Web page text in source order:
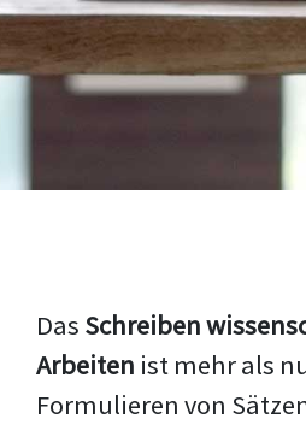
Das Schreiben
Arbeiten ist mehr als
Formulieren von